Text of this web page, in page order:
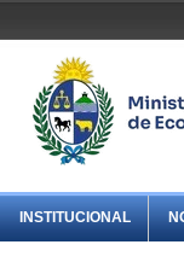
INSTITUCIONAL